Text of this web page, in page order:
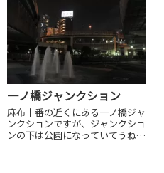
一ノ橋ジャンクション
麻布十番の近くにある一ノ橋ジャ
ンクションですが、ジャンクショ
ンの下は公園になっていてうねる